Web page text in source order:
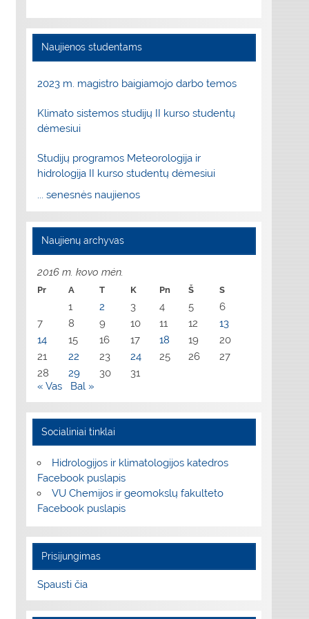
Naujienos studentams
2023 m. magistro baigiamojo darbo temos
Klimato sistemos studijų II kurso studentų
dėmesiui
Studijų programos Meteorologija ir
hidrologija II kurso studentų dėmesiui
... senesnės naujienos
Naujienų archyvas
2016 m. kovo mėn.
Pr A T K Pn Š S
1 2 3 4 5
6
7
8 9 10 11 12
13
14
15 16 17 18 19
20
21
22 23 24 25 26
27
28
29 30
31
« Vas
Bal »
Socialiniai tinklai
Hidrologijos ir klimatologijos katedros
Facebook puslapis
VU Chemijos ir geomokslų fakulteto
Facebook puslapis
Prisijungimas
Spausti čia